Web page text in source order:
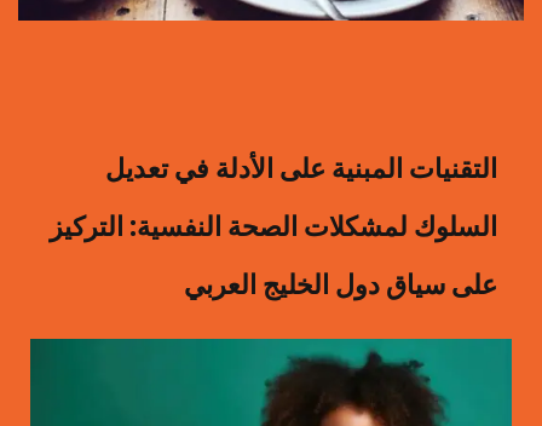
التقنيات المبنية على الأدلة في تعديل
السلوك لمشكلات الصحة النفسية: التركيز
على سياق دول الخليج العربي